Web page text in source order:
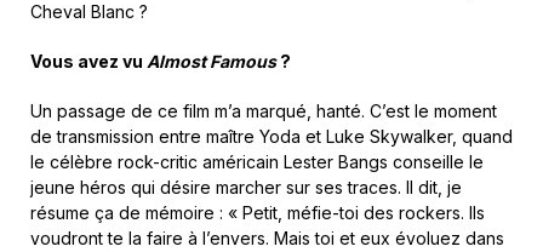
Cheval Blanc ?
Vous avez vu Almost Famous?
Un passage de ce film m’a marqué, hanté. C’est le moment
de transmission entre maître Yoda et Luke Skywalker, quand
le célèbre rock-critic américain Lester Bangs conseille le
jeune héros qui désire marcher sur ses traces. Il dit, je
résume ça de mémoire : « Petit, méfie-toi des rockers. Ils
voudront te la faire à l’envers. Mais toi et eux évoluez dans